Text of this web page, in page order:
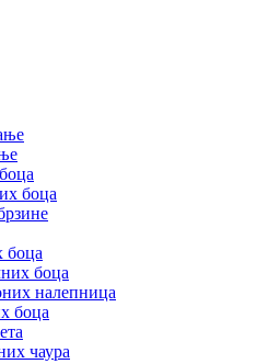
боца
боца
боца
налепница
боца
чаура